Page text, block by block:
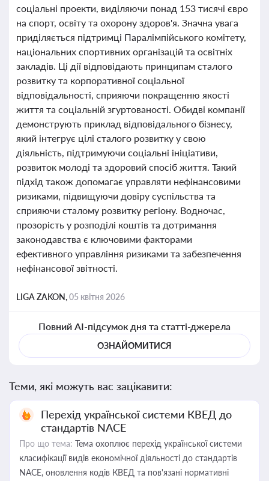
соціальні проекти, виділяючи понад 153 тисячі євро
на спорт, освіту та охорону здоров'я. Значна увага
приділяється підтримці Паралімпійського комітету,
національних спортивних організацій та освітніх
закладів. Ці дії відповідають принципам сталого
розвитку та корпоративної соціальної
відповідальності, сприяючи покращенню якості
життя та соціальній згуртованості. Обидві компанії
демонструють приклад відповідального бізнесу,
який інтегрує цілі сталого розвитку у свою
діяльність, підтримуючи соціальні ініціативи,
розвиток молоді та здоровий спосіб життя. Такий
підхід також допомагає управляти нефінансовими
ризиками, підвищуючи довіру суспільства та
сприяючи сталому розвитку регіону. Водночас,
прозорість у розподілі коштів та дотримання
законодавства є ключовими факторами
ефективного управління ризиками та забезпечення
нефінансової звітності.
LIGA ZAKON,05 квітня 2026
Повний AI-підсумок дня та статті-джерела
ОЗНАЙОМИТИСЯ
Теми, які можуть вас зацікавити:
Перехід української системи КВЕД до
стандартів NACE
Про що тема: Тема охоплює перехід української системи
класифікації видів економічної діяльності до стандартів
NACE, оновлення кодів КВЕД та пов'язані нормативні